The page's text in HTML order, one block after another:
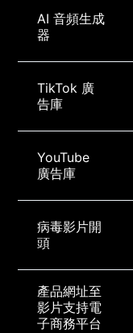
AI 音頻生成
器
TikTok 廣
告庫
YouTube
廣告庫
病毒影片開
頭
產品網址至
影片支持電
子商務平台